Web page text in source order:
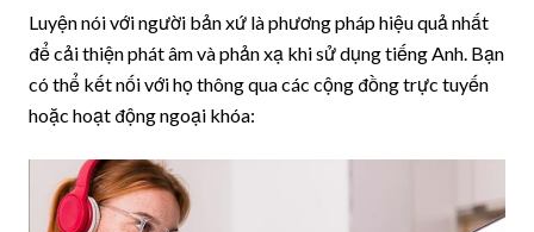
Luyện nói với người bản xứ là phương pháp hiệu quả nhất
để cải thiện phát âm và phản xạ khi sử dụng tiếng Anh. Bạn
có thể kết nối với họ thông qua các cộng đồng trực tuyến
hoặc hoạt động ngoại khóa: